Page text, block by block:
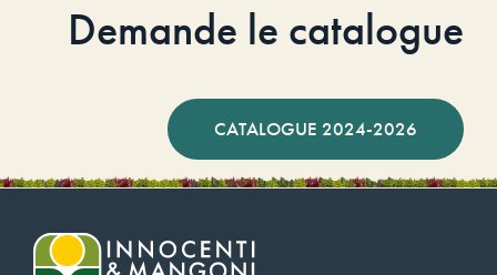
Demande le catalogue
CATALOGUE 2024-2026